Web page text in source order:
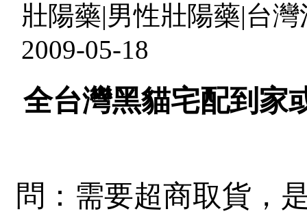
壯陽藥|男性壯陽藥|台
2009-05-18
全台灣黑貓宅配到家
問：需要超商取貨，